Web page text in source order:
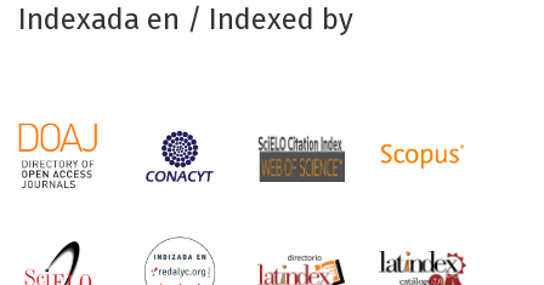
Indexada en / Indexed by